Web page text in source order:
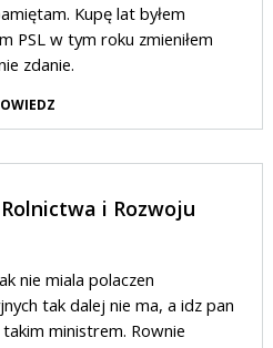
Kupę lat byłem
PSL w tym roku zmieniłem
zdanie.
i Rozwoju
nie miala polaczen
tak dalej nie ma, a idz pan
ministrem. Rownie